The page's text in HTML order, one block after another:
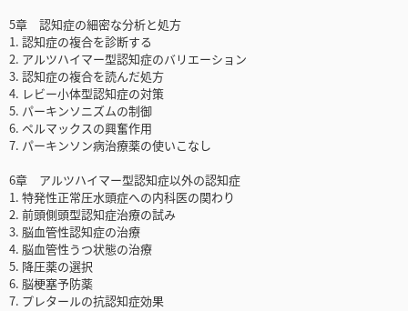
5章 認知症の細密な分析と処方
1. 認知症の複合を診断する
2. アルツハイマー型認知症のバリエーション
3. 認知症の複合を読んだ処方
4. レビー小体型認知症の対策
5. パーキンソニズムの制御
6. ペルマックスの興奮作用
7. パーキンソン病治療薬の使いこなし
6章 アルツハイマー型認知症以外の認知症
1. 特発性正常圧水頭症への内科医の関わり
2. 前頭側頭型認知症治療の試み
3. 脳血管性認知症の治療
4. 脳血管性うつ状態の治療
5. 降圧薬の選択
6. 脳梗塞予防薬
7. プレタールの抗認知症効果